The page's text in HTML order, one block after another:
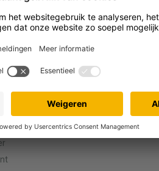
Onderwijs